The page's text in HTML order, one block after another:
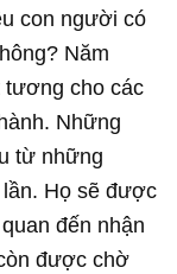
con người có
Năm
tương cho các
Những
từ những
Họ sẽ được
đến nhận
được chờ